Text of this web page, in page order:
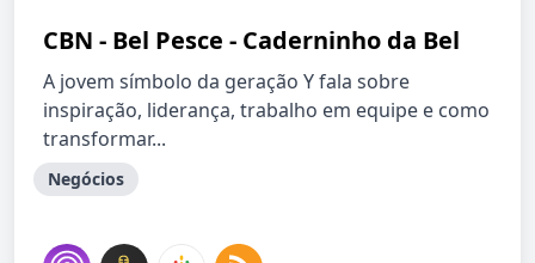
CBN - Bel Pesce - Caderninho da Bel
A jovem símbolo da geração Y fala sobre
inspiração, liderança, trabalho em equipe e como
transformar...
Negócios